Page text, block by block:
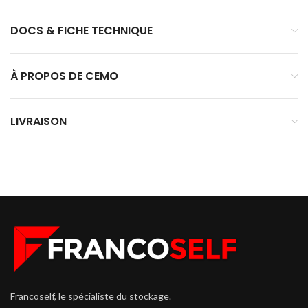
DOCS & FICHE TECHNIQUE
À PROPOS DE CEMO
LIVRAISON
Francoself, le spécialiste du stockage.